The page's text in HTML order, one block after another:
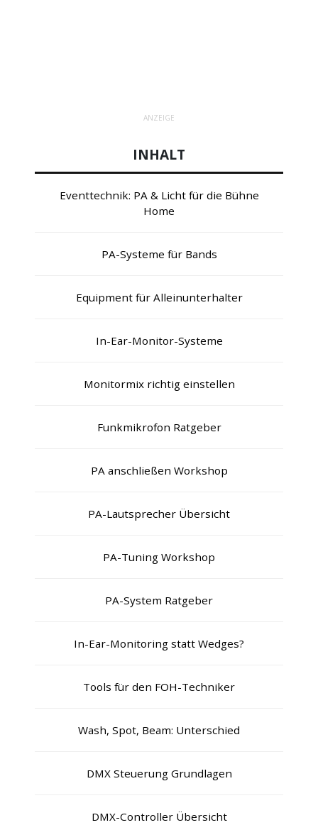
ANZEIGE
INHALT
Eventtechnik: PA & Licht für die Bühne
Home
PA-Systeme für Bands
Equipment für Alleinunterhalter
In-Ear-Monitor-Systeme
Monitormix richtig einstellen
Funkmikrofon Ratgeber
PA anschließen Workshop
PA-Lautsprecher Übersicht
PA-Tuning Workshop
PA-System Ratgeber
In-Ear-Monitoring statt Wedges?
Tools für den FOH-Techniker
Wash, Spot, Beam: Unterschied
DMX Steuerung Grundlagen
DMX-Controller Übersicht